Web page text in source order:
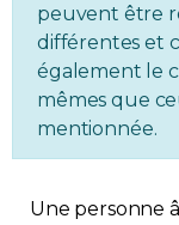
Environnement
Rabais APQ
Médias
peuvent être
différentes et
également le
mêmes que
mentionnée.
Une personne